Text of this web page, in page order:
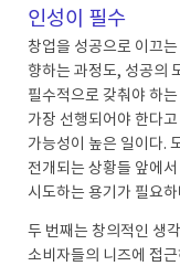
인성이 필수
창업을 성공으로 이끄
향하는 과정도, 성공의
필수적으로 갖춰야 하
가장 선행되어야 한다
가능성이 높은 일이다.
전개되는 상황들 앞에
시도하는 용기가 필요하
두 번째는 창의적인 생
소비자들의 니즈에 접